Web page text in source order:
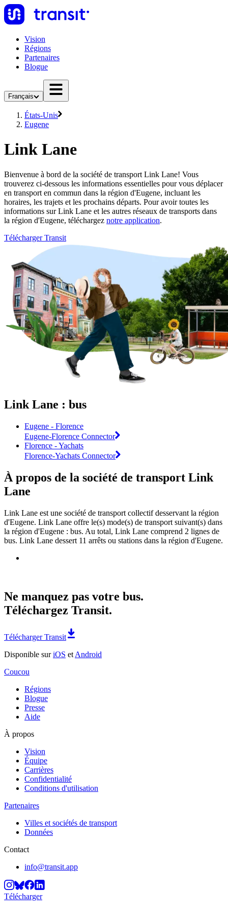
Vision
Régions
Partenaires
Blogue
Français
États-Unis
Eugene
Link Lane
Bienvenue à bord de la société de transport Link Lane! Vous
trouverez ci-dessous les informations essentielles pour vous déplacer
en transport en commun dans la région d'Eugene, incluant les
horaires, les trajets et les prochains départs. Pour avoir toutes les
informations sur Link Lane et les autres réseaux de transports dans
la région d'Eugene, téléchargez notre application.
Télécharger Transit
Link Lane : bus
Eugene - Florence
Eugene-Florence Connector
Florence - Yachats
Florence-Yachats Connector
À propos de la société de transport Link
Lane
Link Lane est une société de transport collectif desservant la région
d'Eugene. Link Lane offre le(s) mode(s) de transport suivant(s) dans
la région d'Eugene : bus. Au total, Link Lane comprend 2 lignes de
bus. Link Lane dessert 11 arrêts ou stations dans la région d'Eugene.
Ne manquez pas votre bus.
Téléchargez Transit.
Télécharger Transit
Disponible suriOS et Android
Coucou
Régions
Blogue
Presse
Aide
À propos
Vision
Équipe
Carrières
Confidentialité
Conditions d'utilisation
Partenaires
Villes et sociétés de transport
Données
Contact
info@transit.app
Télécharger